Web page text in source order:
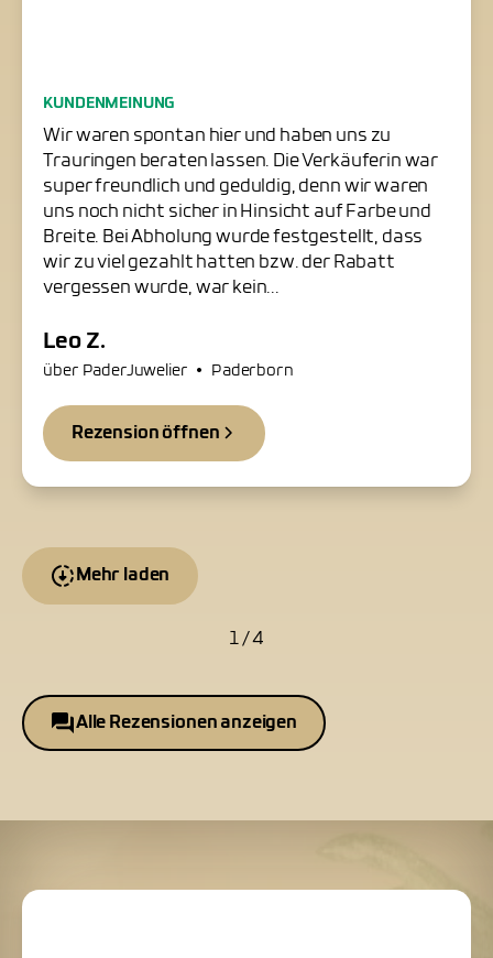
Freundliche Trauringschmiede
in Paderborn
KUNDENMEINUNG
Wir waren spontan hier und haben uns zu
Trauringen beraten lassen. Die Verkäuferin war
super freundlich und geduldig, denn wir waren
uns noch nicht sicher in Hinsicht auf Farbe und
Breite. Bei Abholung wurde festgestellt, dass
wir zu viel gezahlt hatten bzw. der Rabatt
vergessen wurde, war kein...
Leo Z.
über PaderJuwelier • Paderborn
Rezension öffnen
Mehr laden
1 / 4
Alle Rezensionen anzeigen